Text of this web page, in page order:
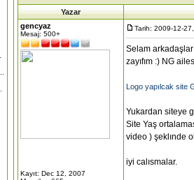
Yazar
gencyaz
Mesaj: 500+
Kayıt: Dec 12, 2007
Tarih: 2009-12-
Selam
zayıfım :) NG
Logo yapılcak site
Yukardan siteye
Site Yaş
video ) şeklınde
iyi calısmalar.